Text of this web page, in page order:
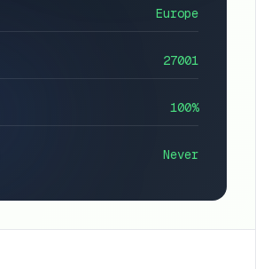
Europe
27001
100%
Never